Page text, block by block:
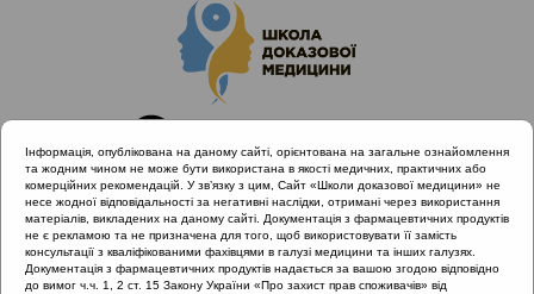
Головна Партнери проекту
Ділео Фарма
Адекватне знеболення при тонзиліті як умова відкладеного
Інформація, опублікована на даному сайті, орієнтована на загальне ознайомлення
та жодним чином не може бути використана в якості медичних, практичних або
комерційних рекомендацій. У зв’язку з цим, Сайт «Школи доказової медицини» не
несе жодної відповідальності за негативні наслідки, отримані через використання
матеріалів, викладених на даному сайті. Документація з фармацевтичних продуктів
не є рекламою та не призначена для того, щоб використовувати її замість
консультації з кваліфікованими фахівцями в галузі медицини та інших галузях.
Документація з фармацевтичних продуктів надається за вашою згодою відповідно
до вимог ч.ч. 1, 2 ст. 15 Закону України «Про захист прав споживачів» від